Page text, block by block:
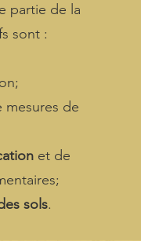
partie de la
sont :
de
et de
sols.